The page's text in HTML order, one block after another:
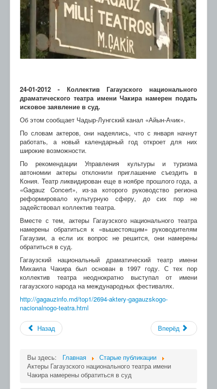
24-01-2012 - Коллектив Гагаузского национального
драматического театра имени Чакира намерен подать
исковое заявление в суд.
Об этом сообщает Чадыр-Лунгский канал «Айын-Ачик».
По словам актеров, они надеялись, что с января начнут
работать, а новый календарный год откроет для них
широкие возможности.
По рекомендации Управления культуры и туризма
автономии актеры отклонили приглашение съездить в
Кония. Театр ликвидирован еще в ноябре прошлого года, а
«Gagauz Concert», из-за которого руководство региона
реформировало культурную сферу, до сих пор не
задействовал коллектив театра.
Вместе с тем, актеры Гагаузского национального театра
намерены обратиться к «вышестоящим» руководителям
Гагаузии, а если их вопрос не решится, они намерены
обратиться в суд.
Гагаузский национальный драматический театр имени
Михаила Чакира был основан в 1997 году. С тех пор
коллектив театра неоднократно выступал от имени
гагаузского народа на международных фестивалях.
http://gagauzinfo.md/top1/2694-aktery-gagauzskogo-
nacionalnogo-teatra.html
Назад Вперёд
Вы здесь: Главная
Старые публикации
Актеры Гагаузского национального театра имени
Чакира намерены обратиться в суд